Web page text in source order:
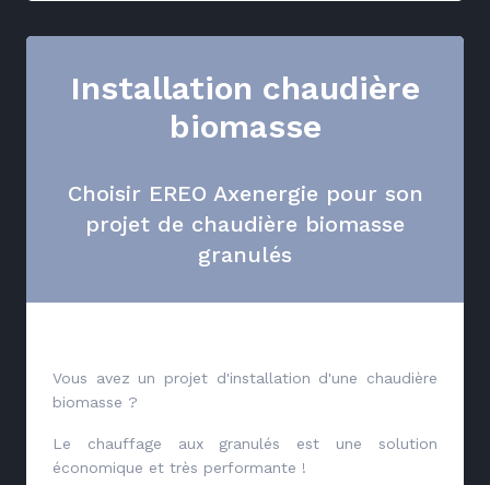
Installation chaudière
biomasse
Choisir EREO Axenergie pour son
projet de chaudière biomasse
granulés
Vous avez un projet d'installation d'une chaudière
biomasse ?
Le chauffage aux granulés est une solution
économique et très performante !